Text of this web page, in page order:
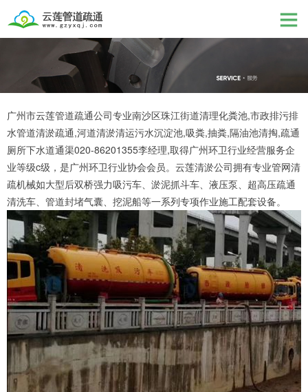
广州市云莲管道疏通公司专业南沙区珠江街道清理化粪池,市政排污排
水管道清淤疏通,河道清淤清运污水沉淀池,吸粪,抽粪,隔油池清掏,疏通
厕所下水道通渠020-86201355李经理,取得广州环卫行业经营服务企
业等级c级，是广州环卫行业协会会员。云莲清淤公司拥有专业管网清
疏机械如大型后双桥强力吸污车、淤泥抓斗车、液压泵、超高压疏通
清洗车、管道封堵气囊、挖泥船等一系列专项作业施工配套设备。